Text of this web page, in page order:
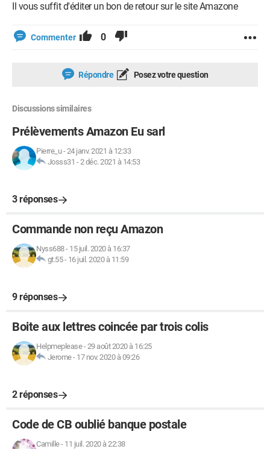
Il vous suffit d'éditer un bon de retour sur le site Amazone
Commenter 0
Répondre Posez votre question
Discussions similaires
Prélèvements Amazon Eu sarl
Pierre_u-24 janv. 2021 à 12:33
Josss31 -2 déc. 2021 à 14:53
3 réponses
Commande non reçu Amazon
Nyss688- 15 juil. 2020 à 16:37
gt.55- 16 juil. 2020 à 11:59
9 réponses
Boite aux lettres coincée par trois colis
Helpmeplease-29 août 2020 à 16:25
Jerome- 17 nov. 2020 à 09:26
2 réponses
Code de CB oublié banque postale
Camille- 11 juil. 2020 à 22:38